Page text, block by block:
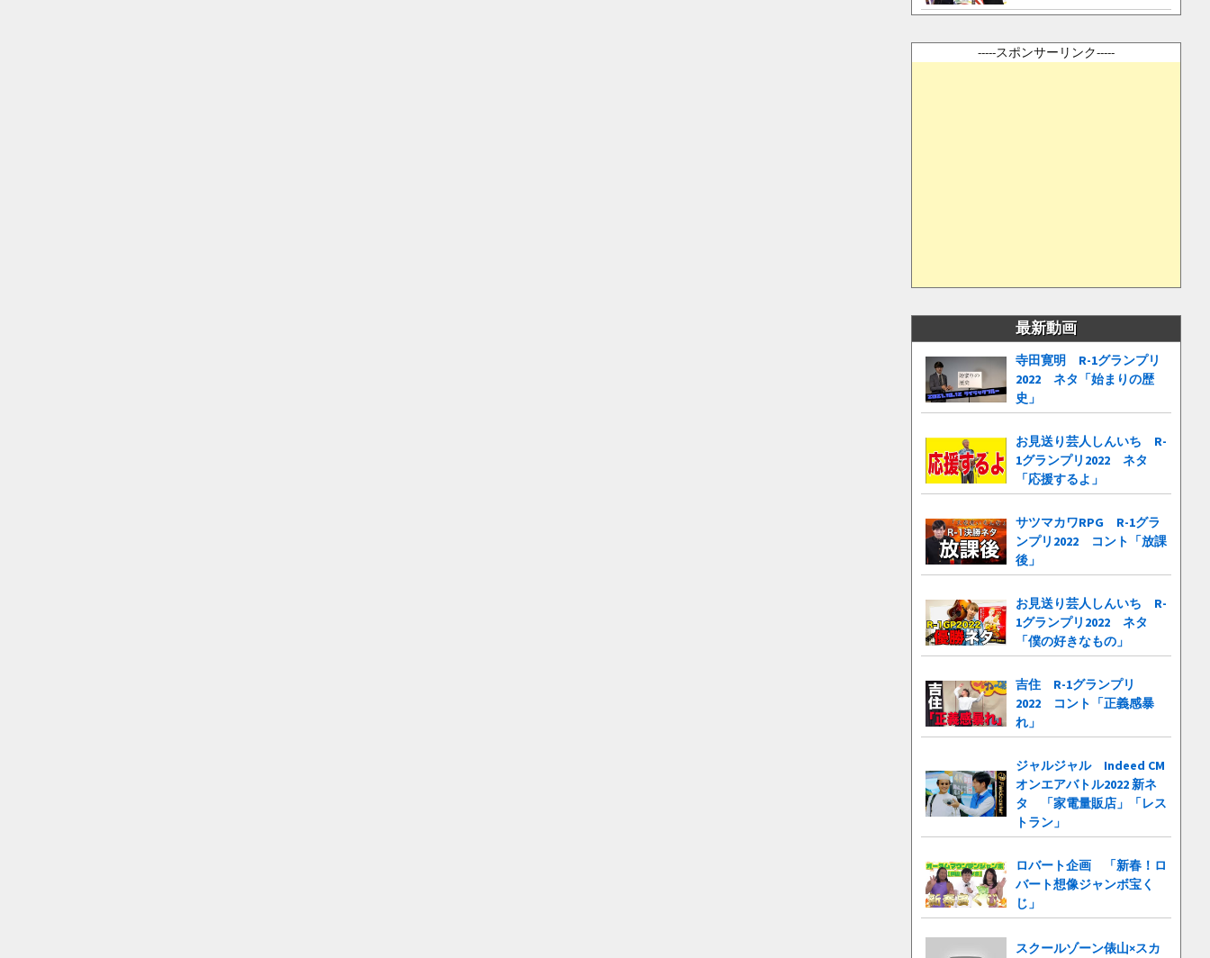
-----スポンサーリンク-----
最新動画
寺田寛明 R-1グランプリ
2022 ネタ「始まりの歴
史」
お見送り芸人しんいち R-
1グランプリ2022 ネタ
「応援するよ」
サツマカワRPG R-1グラ
ンプリ2022 コント「放課
後」
お見送り芸人しんいち R-
1グランプリ2022 ネタ
「僕の好きなもの」
吉住 R-1グランプリ
2022 コント「正義感暴
れ」
ジャルジャル Indeed CM
オンエアバトル2022 新ネ
タ 「家電量販店」「レス
トラン」
ロバート企画 「新春！ロ
バート想像ジャンボ宝く
じ」
スクールゾーン俵山×スカ